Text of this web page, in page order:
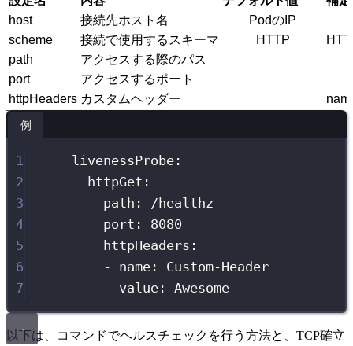
host
接続先ホスト名
PodのIP
scheme
接続で使用するスキーマ HTTP
path
アクセスする際のパス
port
アクセスするポート
httpHeaders カスタムヘッダー
例
1 livenessProbe :
2
httpGet :
3
path :
/healthz
4
port :
8080
5
httpHeaders :
6
- name :
Custom-Header
7
value : Awesome
以下は、コマンドでヘルスチェックを行う方法と、TCP確立